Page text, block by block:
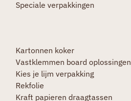
Speciale verpakkingen
Kartonnen koker
Vastklemmen board oplossingen
Kies je lijm verpakking
Rekfolie
Kraft papieren draagtassen